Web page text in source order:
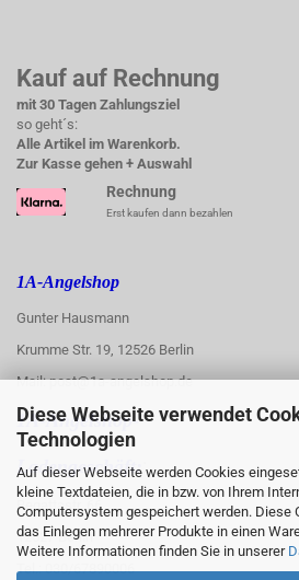
Diese Webseite verwendet
Technologien
Auf dieser Webseite werden Cookies
kleine Textdateien, die in bzw. von Ihrem
Computersystem gespeichert werden. Diese
das Einlegen mehrerer Produkte in einen
Weitere Informationen finden Sie in unserer
Kauf auf Rechnung
mit 30 Tagen Zahlungsziel
so geht´s:
Alle Artikel im Warenkorb.
Zur Kasse gehen + Auswahl
Rechnung
Erst kaufen dann bezahlen
1A-Angelshop
Gunter Hausmann
Krumme Str. 19, 12526 Berlin
Mail: post@1a-angelshop.de
1A-Angelshop-
Ladengeschäft::
Regattastr. 66
12527 Berlin
Tel.: 030/67890006